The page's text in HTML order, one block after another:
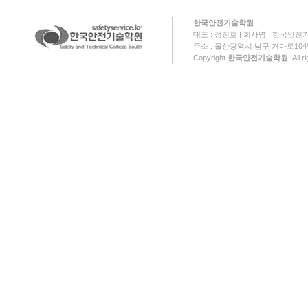
한국안전기술학원
대표 : 정진호 | 회사명 : 한국안전
주소 : 울산광역시 남구 거마로
Copyright 한국안전기술학원 . All